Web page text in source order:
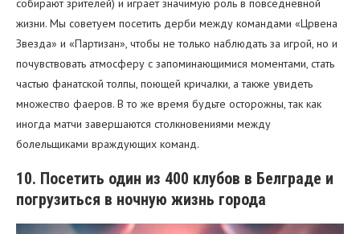
собирают зрителей) и играет значимую роль в повседневной
жизни. Мы советуем посетить дерби между командами «Црвена
Звезда» и «Партизан», чтобы не только наблюдать за игрой, но и
почувствовать атмосферу с запоминающимися моментами, стать
частью фанатской толпы, поющей кричалки, а также увидеть
множество фаеров. В то же время будьте осторожны, так как
иногда матчи завершаются столкновениями между
болельщиками враждующих команд.
10. Посетить один из 400 клубов в Белграде и
погрузиться в ночную жизнь города